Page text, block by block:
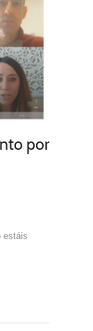
por
estáis